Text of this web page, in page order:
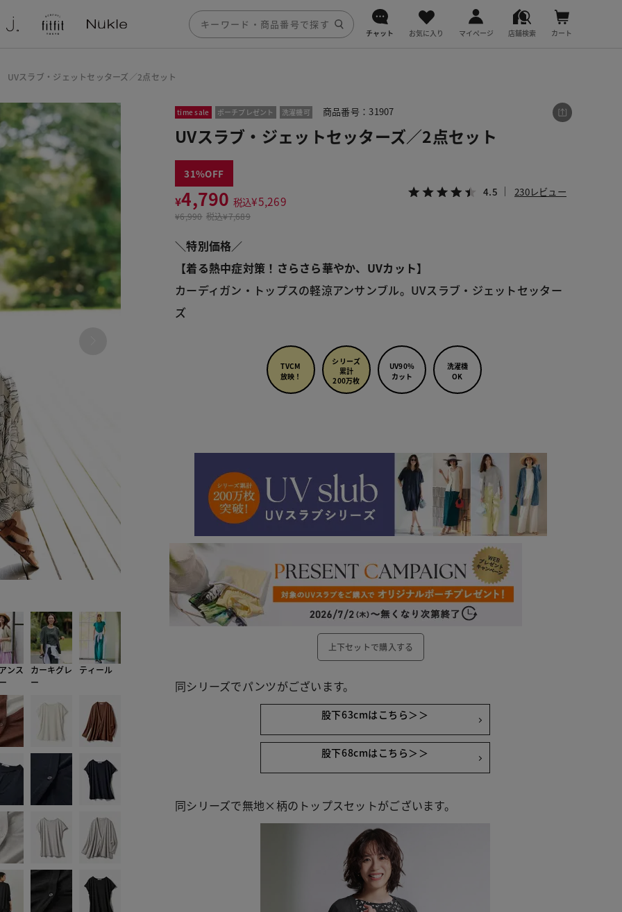
チャット お気に入り マイページ 店舗検索 カート
UVスラブ・ジェットセッターズ／2点セット
480 ネイビー
ンス
カーキグレ
ー
ティール
time sale ポーチプレゼント 洗濯機可 商品番号：31907
UVスラブ・ジェットセッターズ／2点セット
31
¥4,790 税込¥5,269
¥6,990 税込¥7,689
4.5 230レビュー
＼特別価格／
【着る熱中症対策！さらさら華やか、UVカット】
カーディガン・トップスの軽涼アンサンブル。UVスラブ・ジェットセッター
ズ
TVCM
放映！
シリーズ
累計
200万枚
UV90%
カット
洗濯機
OK
上下セットで購入する
同シリーズでパンツがございます。
股下63cmはこちら＞＞
股下68cmはこちら＞＞
同シリーズで無地×柄のトップスセットがございます。